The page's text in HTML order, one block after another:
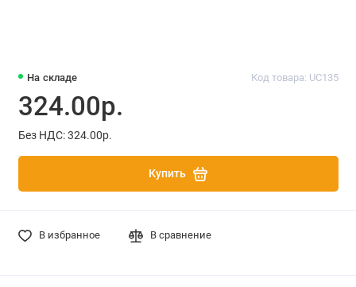
На складе Код товара: UC135
324.00р.
Без НДС: 324.00р.
Купить
В избранное В сравнение